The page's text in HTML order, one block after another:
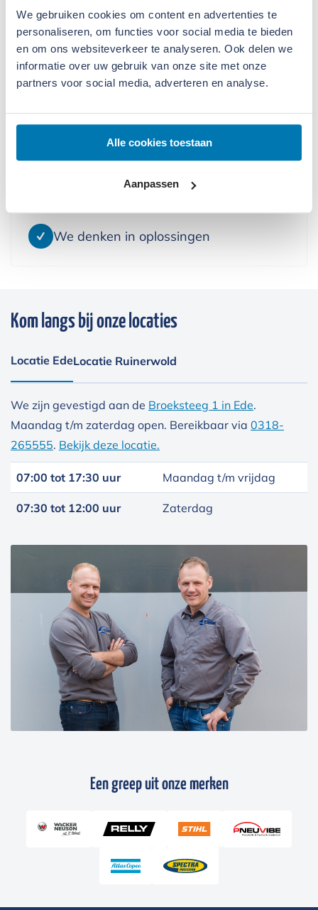
We gebruiken cookies om content en advertenties te
personaliseren, om functies voor social media te bieden
en om ons websiteverkeer te analyseren. Ook delen we
informatie over uw gebruik van onze site met onze
partners voor social media, adverteren en analyse.
Alle cookies toestaan
Aanpassen
Verstuur formulier
We doen wat we zeggen
We denken in oplossingen
Kom langs bij onze locaties
Locatie EdeLocatie Ruinerwold
We zijn gevestigd aan de Broeksteeg 1 in Ede.
Maandag t/m zaterdag open. Bereikbaar via 0318-
265555. Bekijk deze locatie.
07:00 tot 17:30 uur Maandag t/m vrijdag
07:30 tot 12:00 uur Zaterdag
Een greep uit onze merken